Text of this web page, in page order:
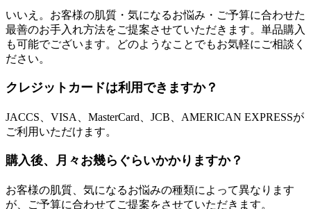
いいえ。お客様の肌質・気になるお悩み・ご予算に合わせた
最善のお手入れ方法をご提案させていただきます。単品購入
も可能でございます。どのようなことでもお気軽にご相談く
ださい。
クレジットカードは利用できますか？
JACCS、VISA、MasterCard、JCB、AMERICAN EXPRESSが
ご利用いただけます。
購入後、月々お幾らぐらいかかりますか？
お客様の肌質、気になるお悩みの種類によって異なります
が、ご予算に合わせてご提案をさせていただきます。